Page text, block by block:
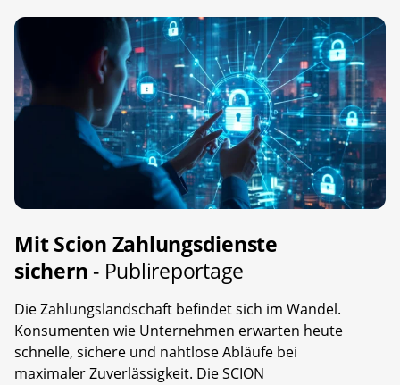
Mit Scion Zahlungsdienste
sichern - Publireportage
Die Zahlungslandschaft befindet sich im Wandel.
Konsumenten wie Unternehmen erwarten heute
schnelle, sichere und nahtlose Abläufe bei
maximaler Zuverlässigkeit. Die SCION